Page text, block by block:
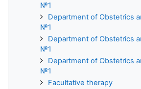
№1
Department of Obstetrics
№1
Department of Obstetrics
№1
Department of Obstetrics
№1
Facultative therapy